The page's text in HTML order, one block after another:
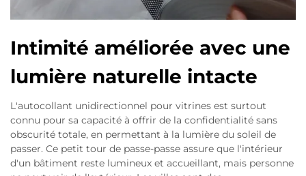
Intimité améliorée avec une
lumière naturelle intacte
L'autocollant unidirectionnel pour vitrines est surtout
connu pour sa capacité à offrir de la confidentialité sans
obscurité totale, en permettant à la lumière du soleil de
passer. Ce petit tour de passe-passe assure que l'intérieur
d'un bâtiment reste lumineux et accueillant, mais personne